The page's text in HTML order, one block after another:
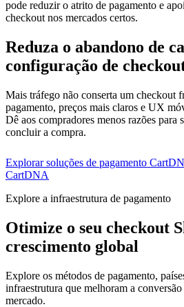
pode reduzir o atrito de pagamento e
checkout nos mercados certos.
Reduza o abandono de
configuração de
Mais tráfego não conserta um checkout
pagamento, preços mais claros e UX
Dê aos compradores menos razões para
concluir a compra.
Explorar soluções de pagamento
CartDNA
Explore a infraestrutura de pagamento
Otimize o seu checkout
crescimento global
Explore os métodos de pagamento,
infraestrutura que melhoram a
mercado.